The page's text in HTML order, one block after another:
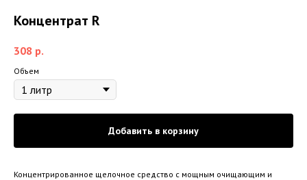
Концентрат R
308 р.
Объем
Добавить в корзину
Концентрированное щелочное средство с мощным очищающим и